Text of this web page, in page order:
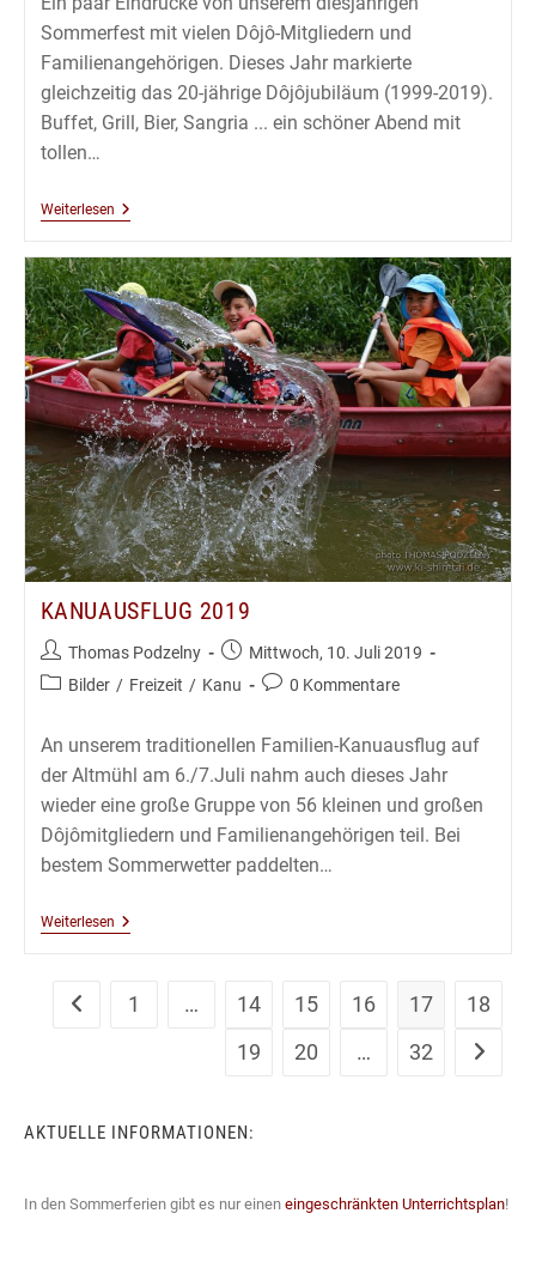
Sommerfest mit vielen Dôjô-Mitgliedern und
Familienangehörigen. Dieses Jahr markierte
gleichzeitig das 20-jährige Dôjôjubiläum (1999-2019).
Buffet, Grill, Bier, Sangria ... ein schöner Abend mit
tollen…
WeiterlesenSommerfest
KANUAUSFLUG 2019
Beitrags-
Autor:
Thomas Podzelny
Beitrag
veröffentlicht:
Mittwoch, 10. Juli 2019
Beitrags-
Bilder / Freizeit / Kanu
Beitrags-
0 Kommentare
An unserem traditionellen Familien-Kanuausflug auf
der Altmühl am 6./7.Juli nahm auch dieses Jahr
wieder eine große Gruppe von 56 kleinen und großen
Dôjômitgliedern und Familienangehörigen teil. Bei
bestem Sommerwetter paddelten…
WeiterlesenKanuausflug
Zur vorherigen Seite
1 … 14 15 16 17
18
19
20 … 32 Zur
AKTUELLE INFORMATIONEN:
In den Sommerferien gibt es nur einen eingeschränkten Unterrichtsplan!